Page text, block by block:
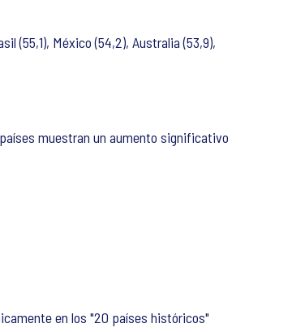
(55,1), México (54,2), Australia (53,9),
muestran un aumento significativo
en los "20 países históricos"